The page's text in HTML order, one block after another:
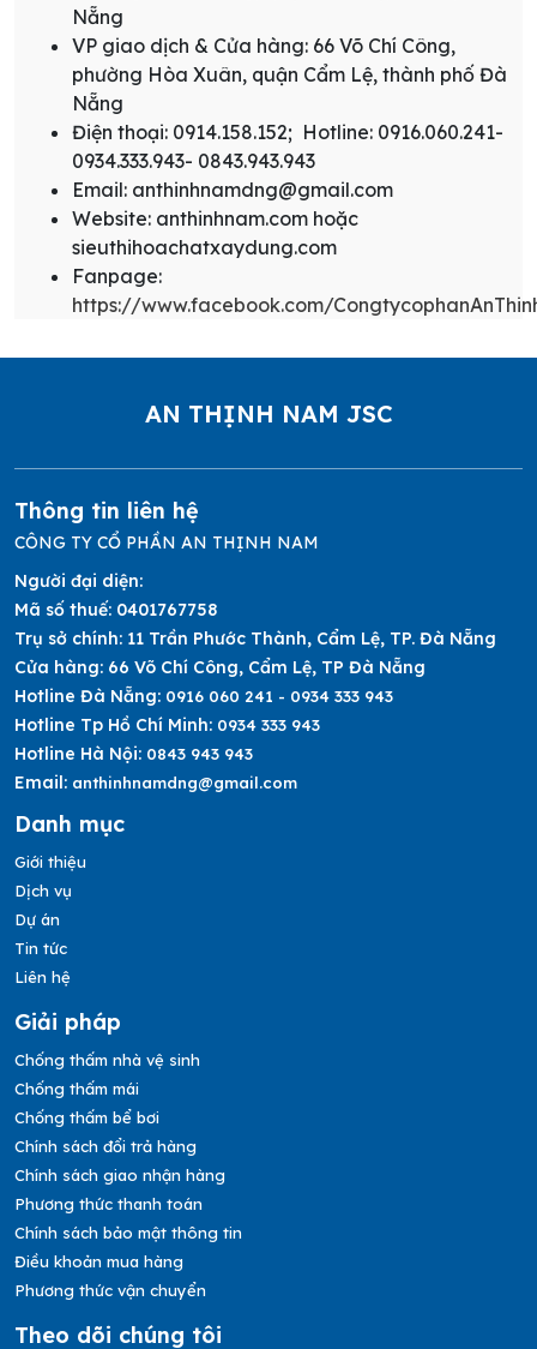
Nẵng
VP giao dịch & Cửa hàng: 66 Võ Chí Công,
phường Hòa Xuân, quận Cẩm Lệ, thành phố Đà
Nẵng
Điện thoại: 0914.158.152; Hotline: 0916.060.241-
0934.333.943- 0843.943.943
Email: anthinhnamdng@gmail.com
Website: anthinhnam.com hoặc
sieuthihoachatxaydung.com
Fanpage:
https://www.facebook.com/
AN THỊNH NAM JSC
Thông tin liên hệ
CÔNG TY CỔ PHẦN AN THỊNH NAM
Người đại diện:
Mã số thuế: 0401767758
Trụ sở chính: 11 Trần Phước Thành, Cẩm Lệ, TP. Đà Nẵng
Cửa hàng: 66 Võ Chí Công, Cẩm Lệ, TP Đà Nẵng
Hotline Đà Nẵng: 0916 060 241 - 0934 333 943
Hotline Tp Hồ Chí Minh: 0934 333 943
Hotline Hà Nội: 0843 943 943
Email: anthinhnamdng@gmail.com
Danh mục
Giới thiệu
Dịch vụ
Dự án
Tin tức
Liên hệ
Giải pháp
Chống thấm nhà vệ sinh
Chống thấm mái
Chống thấm bể bơi
Chính sách đổi trả hàng
Chính sách giao nhận hàng
Phương thức thanh toán
Chính sách bảo mật thông tin
Điều khoản mua hàng
Phương thức vận chuyển
Theo dõi chúng tôi